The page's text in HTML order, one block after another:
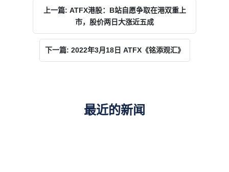
上一篇: ATFX港股：B站自愿争取在港双重上
市，股价两日大涨近五成
下一篇: 2022年3月18日 ATFX《铭添观汇》
最近的新闻